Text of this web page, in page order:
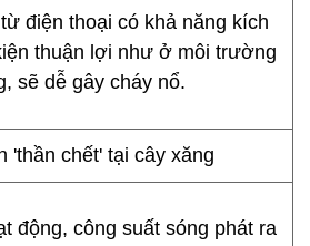
điện thoại có khả năng kích
thuận lợi như ở môi trường
sẽ dễ gây cháy nổ.
động, công suất sóng phát ra